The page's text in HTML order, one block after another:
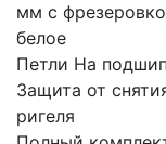
мм с
белое
Петли На
Защита от
ригеля